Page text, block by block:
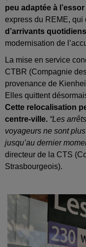
peu adaptée à
express du REME, qui
d’arrivants
modernisation de
La mise en service
CTBR (Compagnie
provenance de
Elles quittent
Cette relocalisation
centre-ville. “Les
voyageurs ne sont
jusqu’au dernier
directeur de la CTS
Strasbourgeois).